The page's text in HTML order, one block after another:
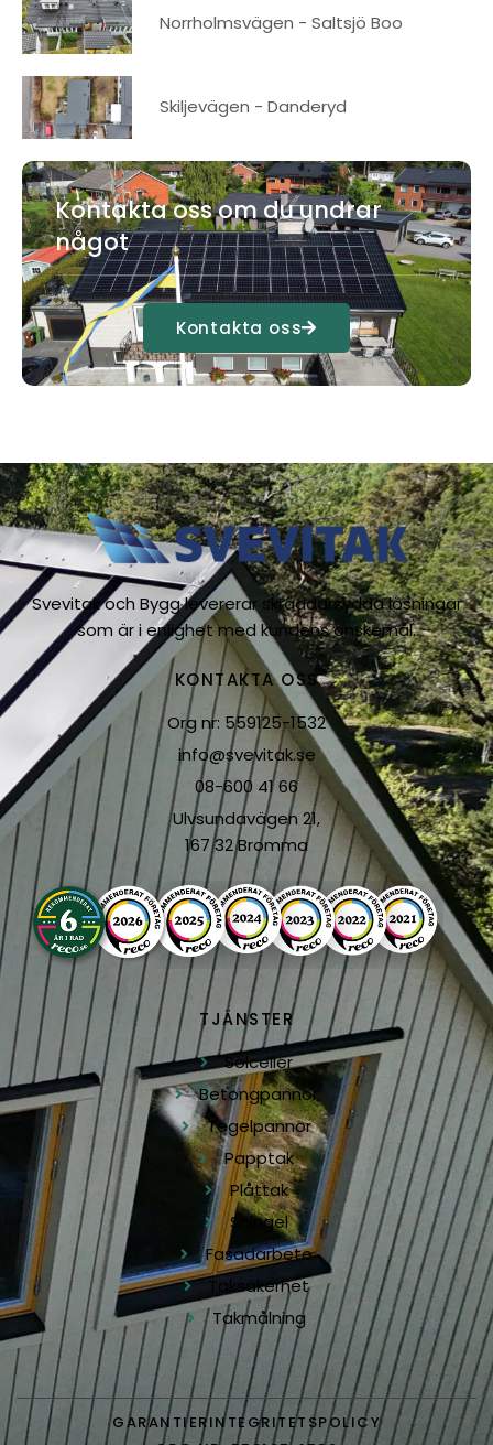
Norrholmsvägen - Saltsjö Boo
Skiljevägen - Danderyd
Kontakta oss om du undrar
något
Kontakta oss
Svevitak och Bygg levererar skräddarsydda lösningar
som är i enlighet med kundens önskemål.
KONTAKTA OSS
Org nr: 559125-1532
info@svevitak.se
08-600 41 66
Ulvsundavägen 21,
167 32 Bromma
TJÄNSTER
Solceller
Betongpannor
Tegelpannor
Papptak
Plåttak
Shingel
Fasadarbete
Taksäkerhet
Takmålning
GARANTIERINTEGRITETSPOLICY